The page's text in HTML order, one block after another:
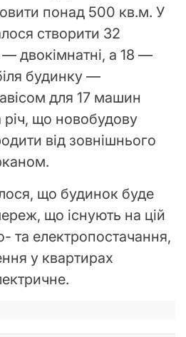
понад 500 кв.м. У
створити 32
двокімнатні, а 18 —
будинку —
для 17 машин
що новобудову
від зовнішнього
що будинок буде
що існують на цій
та електропостачання,
у квартирах